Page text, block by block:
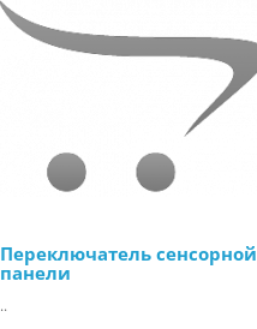
Переключатель сенсорной
панели
..